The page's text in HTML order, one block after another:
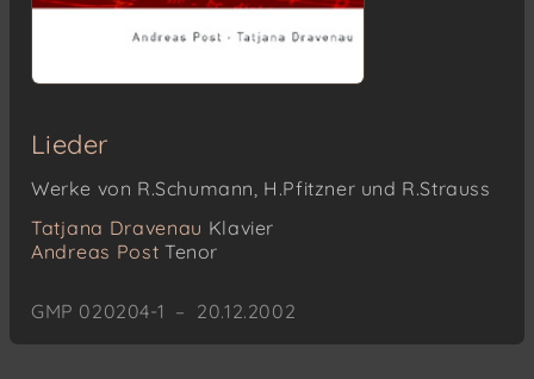
Lieder
Werke von R.Schumann, H.Pfitzner und R.Strauss
Tatjana Dravenau Klavier
Andreas Post Tenor
GMP 020204-1 – 20.12.2002